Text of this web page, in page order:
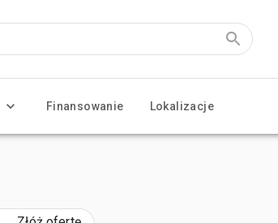
Finansowanie Lokalizacje